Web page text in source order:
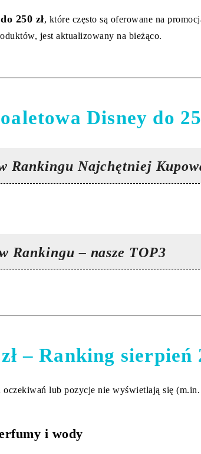
250 zł, które często są oferowane na
jest aktualizowany na bieżąco.
Disney do
Rankingu Najchętniej
Rankingu – nasze TOP3
– Ranking sierpień
oczekiwań lub pozycje nie wyświetlają się
i wody